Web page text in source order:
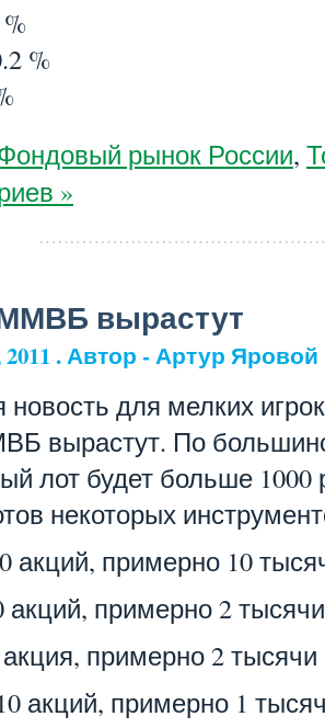
%
рынок России,
»
вырастут
. Автор - Артур Яровой
новость для мелких
вырастут. По
лот будет больше
некоторых
акций, примерно 10
акций, примерно 2
примерно 2 тысячи
акций, примерно 1